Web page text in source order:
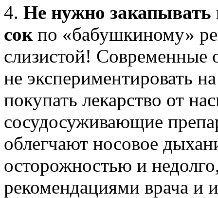
4. Не нужно закапывать
сокпо «бабушкиному»
слизистой! Современные
не экспериментировать
покупать лекарство от
сосудосуживающие
облегчают носовое
осторожностью и
рекомендациями врача и